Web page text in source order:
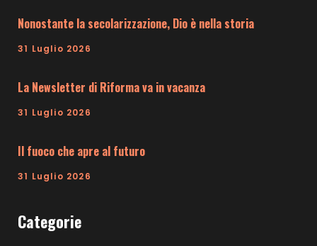
Nonostante la secolarizzazione, Dio è nella storia
31 Luglio 2026
La Newsletter di Riforma va in vacanza
31 Luglio 2026
Il fuoco che apre al futuro
31 Luglio 2026
Categorie